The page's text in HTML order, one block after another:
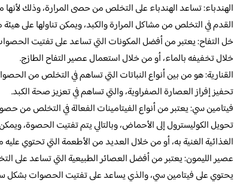
الهندباء: تساعد الهندباء على التخلص من حصى المرارة، وذلك
القدم في التخلص من مشاكل المرارة والكبد، ويمكن تناولها على
خل التفاح: يعتبر من أفضل المكونات التي تساعد على تفتيت
خلال تخفيفه بالماء، أو من خلال استعمال عصير التفاح الطازج.
القنارية: هو من بين أنواع النباتات التي تساهم في التخلص من
تحفيز إفراز العصارة الصفراوية، والتي تساهم في تعزيز صحة الكبد.
فيتامين سي: يعتبر من أنواع الفيتامينات الفعالة في التخلص من
تحويل الكوليسترول إلى الأحماض، وبالتالي يتم تفتيت الحصوة،
الغذائية الغنية به، أو من خلال العديد من الأطعمة التي تحتوي عليه
عصير الليمون: يعتبر من أفضل العصائر الطبيعية التي تساعد على
يحتوي على فيتامين سي، والذي يساعد على تفتيت الحصوات بشكل